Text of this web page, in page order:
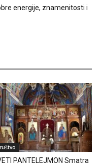
energije, znamenitosti i
PANTELEJMON Smatra